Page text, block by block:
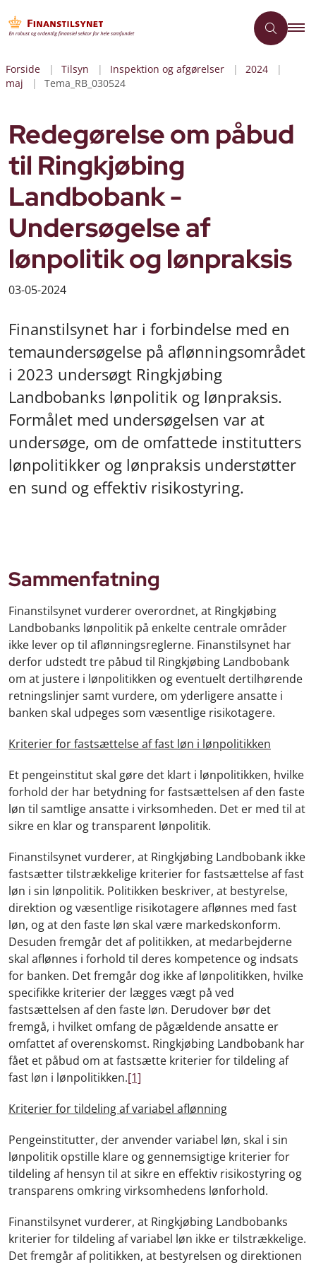
Forside Tilsyn Inspektion og afgørelser
2024
maj
Tema_RB_030524
Redegørelse om påbud
til Ringkjøbing
Landbobank -
Undersøgelse af
lønpolitik og lønpraksis
03-05-2024
Finanstilsynet har i forbindelse med en
temaundersøgelse på aflønningsområdet
i 2023 undersøgt Ringkjøbing
Landbobanks lønpolitik og lønpraksis.
Formålet med undersøgelsen var at
undersøge, om de omfattede institutters
lønpolitikker og lønpraksis understøtter
en sund og effektiv risikostyring.
Sammenfatning
Finanstilsynet vurderer overordnet, at Ringkjøbing
Landbobanks lønpolitik på enkelte centrale områder
ikke lever op til aflønningsreglerne. Finanstilsynet har
derfor udstedt tre påbud til Ringkjøbing Landbobank
om at justere i lønpolitikken og eventuelt dertilhørende
retningslinjer samt vurdere, om yderligere ansatte i
banken skal udpeges som væsentlige risikotagere.
Kriterier for fastsættelse af fast løn i lønpolitikken
Et pengeinstitut skal gøre det klart i lønpolitikken, hvilke
forhold der har betydning for fastsættelsen af den faste
løn til samtlige ansatte i virksomheden. Det er med til at
sikre en klar og transparent lønpolitik.
Finanstilsynet vurderer, at Ringkjøbing Landbobank ikke
fastsætter tilstrækkelige kriterier for fastsættelse af fast
løn i sin lønpolitik. Politikken beskriver, at bestyrelse,
direktion og væsentlige risikotagere aflønnes med fast
løn, og at den faste løn skal være markedskonform.
Desuden fremgår det af politikken, at medarbejderne
skal aflønnes i forhold til deres kompetence og indsats
for banken. Det fremgår dog ikke af lønpolitikken, hvilke
specifikke kriterier der lægges vægt på ved
fastsættelsen af den faste løn. Derudover bør det
fremgå, i hvilket omfang de pågældende ansatte er
omfattet af overenskomst. Ringkjøbing Landbobank har
fået et påbud om at fastsætte kriterier for tildeling af
fast løn i lønpolitikken.[1]
Kriterier for tildeling af variabel aflønning
Pengeinstitutter, der anvender variabel løn, skal i sin
lønpolitik opstille klare og gennemsigtige kriterier for
tildeling af hensyn til at sikre en effektiv risikostyring og
transparens omkring virksomhedens lønforhold.
Finanstilsynet vurderer, at Ringkjøbing Landbobanks
kriterier for tildeling af variabel løn ikke er tilstrækkelige.
Det fremgår af politikken, at bestyrelsen og direktionen